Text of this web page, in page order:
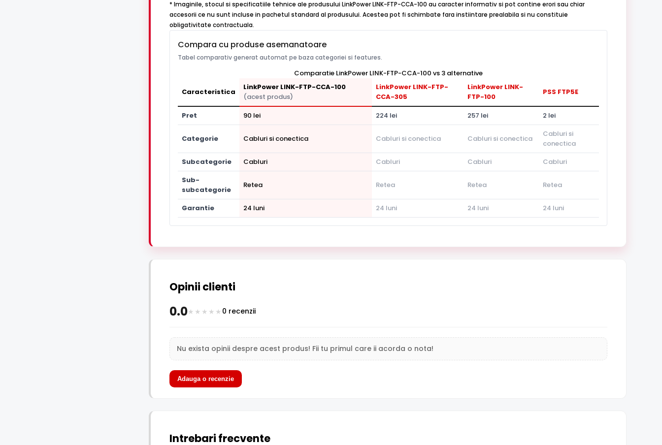
* Imaginile, stocul si specificatiile tehnice ale produsului LinkPower LINK-FTP-CCA-100 au caracter informativ si pot contine erori sau chiar
accesorii ce nu sunt incluse in pachetul standard al produsului. Acestea pot fi schimbate fara instiintare prealabila si nu constituie
obligativitate contractuala.
Compara cu produse asemanatoare
Tabel comparativ generat automat pe baza categoriei si features.
Comparatie LinkPower LINK-FTP-CCA-100 vs 3 alternative
Caracteristica
LinkPower LINK-FTP-CCA-100
(acest produs)
LinkPower LINK-FTP-
CCA-305
LinkPower LINK-
FTP-100
PSS FTP5E
Pret 90 lei 224 lei 257 lei 2 lei
Categorie Cabluri si conectica Cabluri si conectica Cabluri si conectica
Cabluri si
conectica
Subcategorie
Cabluri Cabluri Cabluri
Cabluri
Sub-
subcategorie
Retea Retea Retea Retea
Garantie 24 luni 24 luni 24 luni 24 luni
Opinii clienti
0.0 0 recenzii
Nu exista opinii despre acest produs! Fii tu primul care ii acorda o nota!
Adauga o recenzie
Intrebari frecvente